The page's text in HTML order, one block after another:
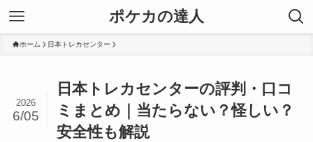
ポケカの達人
ホーム 日本トレカセンター
日本トレカセンターの評判・口コ
ミまとめ｜当たらない？怪しい？
安全性も解説
2026
6/05